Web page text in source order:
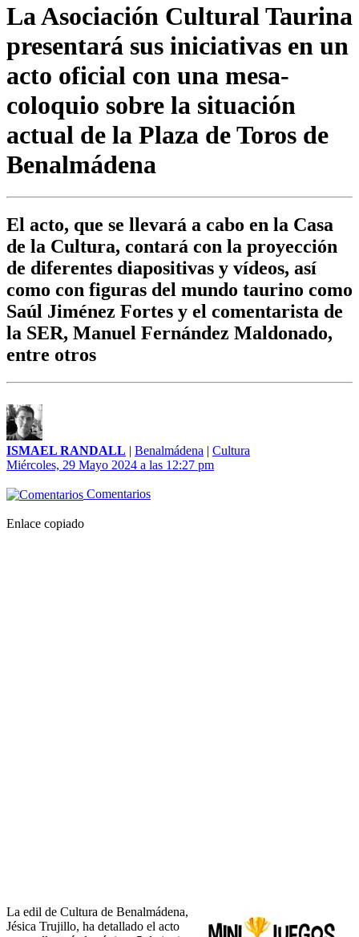
La Asociación Cultural Taurina
presentará sus iniciativas en un
acto oficial con una mesa-
coloquio sobre la situación
actual de la Plaza de Toros de
Benalmádena
El acto, que se llevará a cabo en la Casa
de la Cultura, contará con la proyección
de diferentes diapositivas y vídeos, así
como con figuras del mundo taurino como
Saúl Jiménez Fortes y el comentarista de
la SER, Manuel Fernández Maldonado,
entre otros
ISMAEL RANDALL | Benalmádena | Cultura
Miércoles, 29 Mayo 2024 a las 12:27 pm
Comentarios
Enlace copiado
La edil de Cultura de Benalmádena,
Jésica Trujillo, ha detallado el acto